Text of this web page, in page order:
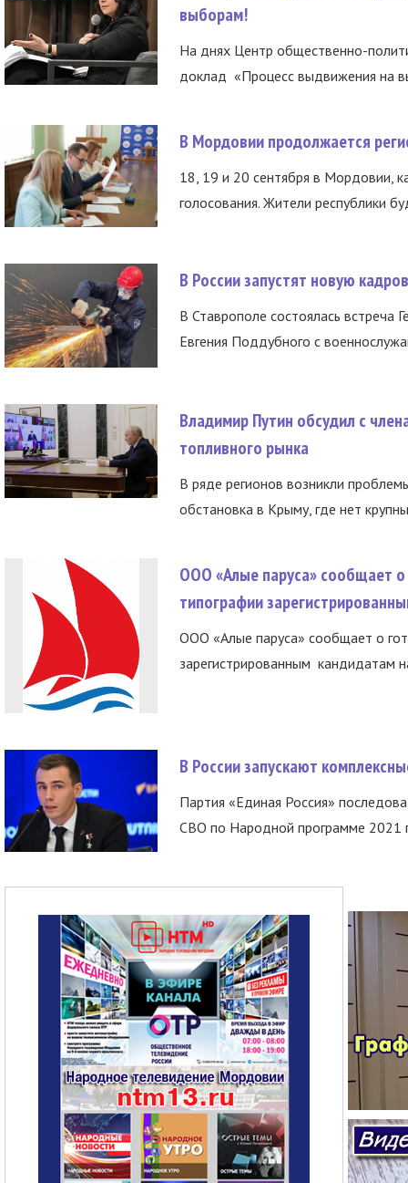
выборам!
На днях Центр общественно-
доклад «Процесс выдвижения на
В Мордовии продолжается
18, 19 и 20 сентября в Мордовии,
голосования. Жители республики
В России запустят новую
В Ставрополе состоялась встреча
Евгения Поддубного с
Владимир Путин обсудил с
топливного рынка
В ряде регионов возникли
обстановка в Крыму, где нет
ООО «Алые паруса» сообщает о
типографии
ООО «Алые паруса» сообщает о
зарегистрированным кандидатам
В России запускают
Партия «Единая Россия»
СВО по Народной программе 2021